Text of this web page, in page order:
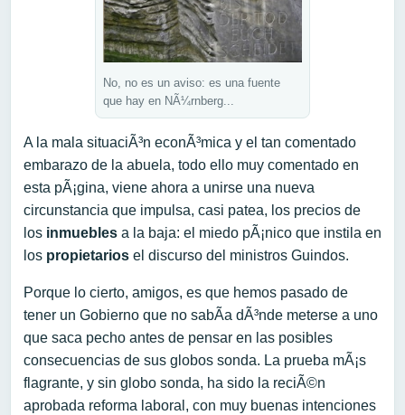
No, no es un aviso: es una fuente
que hay en NÃ¼rnberg...
A la mala situaciÃ³n econÃ³mica y el tan comentado
embarazo de la abuela, todo ello muy comentado en
esta pÃ¡gina, viene ahora a unirse una nueva
circunstancia que impulsa, casi patea, los precios de
los inmuebles a la baja: el miedo pÃ¡nico que instila en
los propietarios el discurso del ministros Guindos.
Porque lo cierto, amigos, es que hemos pasado de
tener un Gobierno que no sabÃ­a dÃ³nde meterse a uno
que saca pecho antes de pensar en las posibles
consecuencias de sus globos sonda. La prueba mÃ¡s
flagrante, y sin globo sonda, ha sido la reciÃ©n
aprobada reforma laboral, con muy buenas intenciones